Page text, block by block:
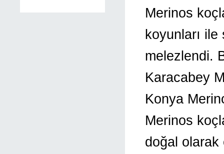
Merinos
koyunları ile
melezlendi.
Karacabey
Konya
Merinos
doğal olarak